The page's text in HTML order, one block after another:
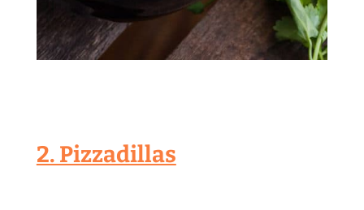
2. Pizzadillas